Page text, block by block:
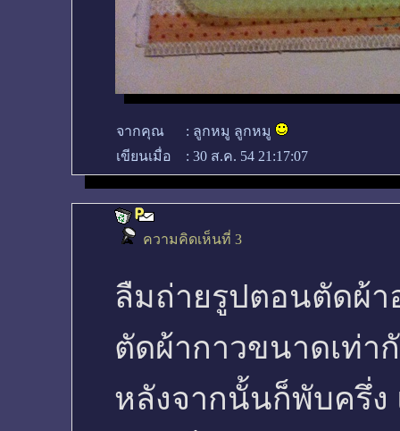
จากคุณ : ลูกหมู ลูกหมู
เขียนเมื่อ
: 30 ส.ค. 54 21:17:07
ความคิดเห็นที่ 3
ลืมถ่ายรูปตอนตัดผ้า
ตัดผ้ากาวขนาดเท่า
หลังจากนั้นก็พับครึ่ง